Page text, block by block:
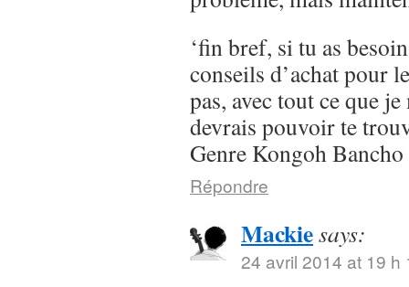
‘fin bref, si tu as
conseils d’achat pour
pas, avec tout ce que
devrais pouvoir te
Genre Kongoh Bancho
Répondre
Mackiesays:
24 avril 2014 at 19 h